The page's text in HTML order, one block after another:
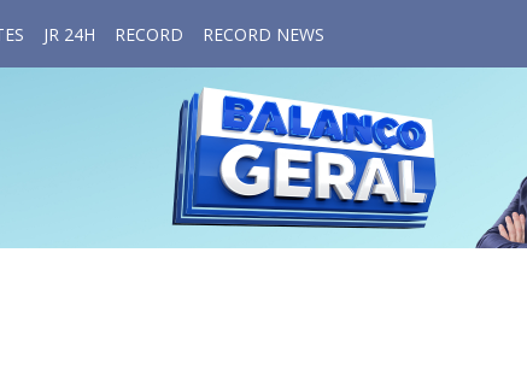
JR 24H RECORD RECORD NEWS